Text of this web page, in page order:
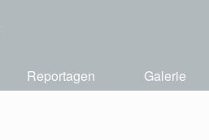
Reportagen Galerie